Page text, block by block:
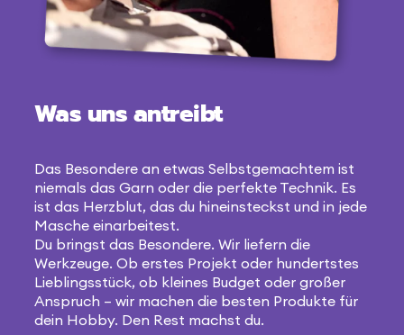
Was uns antreibt
Das Besondere an etwas Selbstgemachtem ist
niemals das Garn oder die perfekte Technik. Es
ist das Herzblut, das du hineinsteckst und in jede
Masche einarbeitest.
Du bringst das Besondere. Wir liefern die
Werkzeuge. Ob erstes Projekt oder hundertstes
Lieblingsstück, ob kleines Budget oder großer
Anspruch – wir machen die besten Produkte für
dein Hobby. Den Rest machst du.